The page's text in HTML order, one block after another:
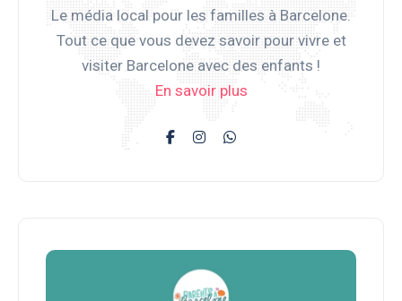
Le média local pour les familles à Barcelone.
Tout ce que vous devez savoir pour vivre et
visiter Barcelone avec des enfants !
En savoir plus